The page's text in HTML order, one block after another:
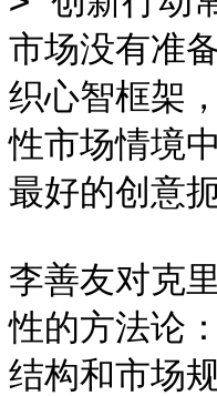
市场没有准
织心智框架
性市场情境
最好的创意
李善友对克
性的方法论
结构和市场